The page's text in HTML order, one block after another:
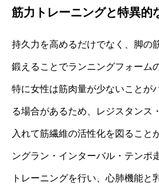
筋力トレーニングと特異的
持久力を高めるだけでなく、脚の
鍛えることでランニングフォーム
特に女性は筋肉量が少ないことが
る場合があるため、レジスタンス
入れて筋繊維の活性化を図ること
ングラン・インターバル・テンポ
トレーニングを行い、心肺機能と